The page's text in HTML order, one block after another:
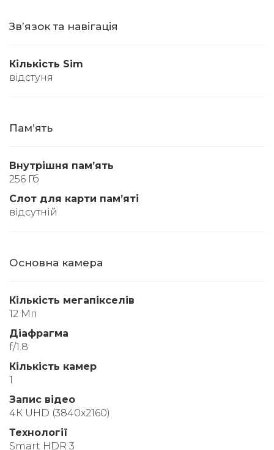
Звʼязок та навігація
Кількість Sim
відстуня
Памʼять
Внутрішня памʼять
256 Гб
Слот для карти памʼяті
відсутній
Основна камера
Кількість мегапікселів
12 Мп
Діафрагма
f/1.8
Кількість камер
1
Запис відео
4К UHD (3840x2160)
Технології
Smart HDR 3